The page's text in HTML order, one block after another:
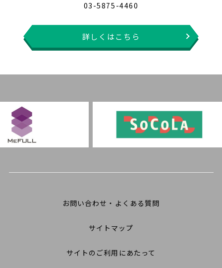
03-5875-4460
詳しくはこちら
お問い合わせ・よくある質問
サイトマップ
サイトのご利用にあたって